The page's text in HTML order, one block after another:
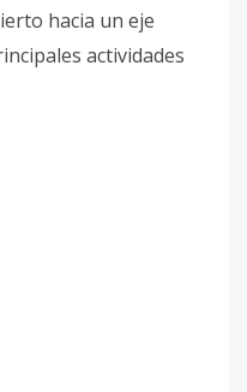
hacia un eje
actividades